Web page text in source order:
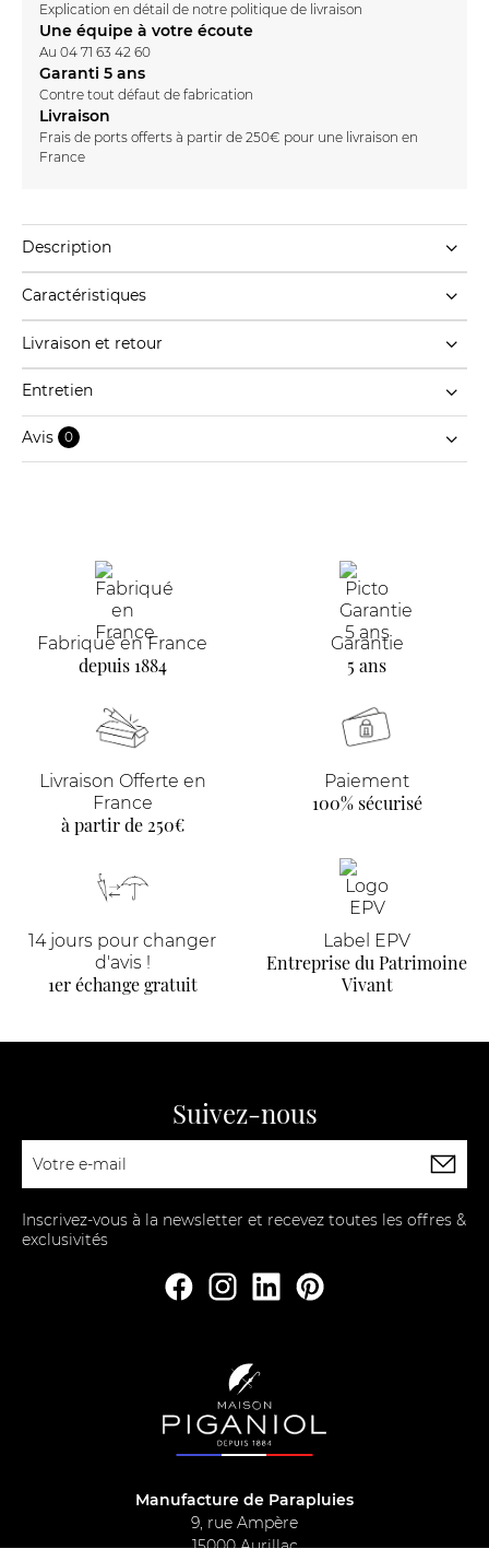
Explication en détail de notre politique de livraison
Une équipe à votre écoute
Au 04 71 63 42 60
Garanti 5 ans
Contre tout défaut de fabrication
Livraison
Frais de ports offerts à partir de 250€ pour une livraison en
France
Description
Caractéristiques
Livraison et retour
Entretien
Avis 0
Fabriqué en France
depuis 1884
Garantie
5 ans
Livraison Offerte en
France
à partir de 250€
Paiement
100% sécurisé
14 jours pour changer
d'avis !
1er échange gratuit
Label EPV
Entreprise du Patrimoine
Vivant
Suivez-nous
Inscrivez-vous à la newsletter et recevez toutes les offres &
exclusivités
Manufacture de Parapluies
9, rue Ampère
15000 Aurillac